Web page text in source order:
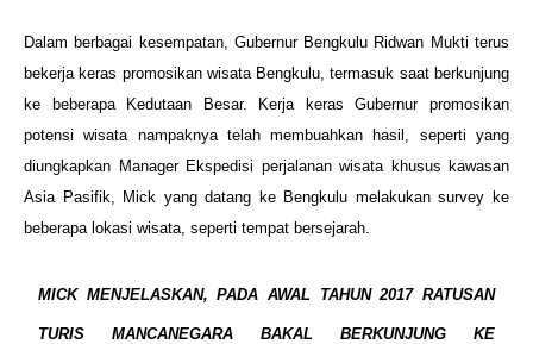
Dalam berbagai kesempatan, Gubernur Bengkulu Ridwan Mukti terus
bekerja keras promosikan wisata Bengkulu, termasuk saat berkunjung
ke beberapa
Kedutaan Besar. Kerja keras Gubernur promosikan
potensi wisata nampaknya telah membuahkan hasil, seperti yang
diungkapkan Manager Ekspedisi perjalanan wisata khusus kawasan
Asia Pasifik, Mick yang datang ke Bengkulu melakukan survey ke
beberapa lokasi wisata, seperti tempat bersejarah.
MICK MENJELASKAN, PADA AWAL TAHUN 2017 RATUSAN
TURIS MANCANEGARA BAKAL BERKUNJUNG KE